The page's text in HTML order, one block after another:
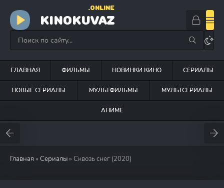
KINOKUVAZ
.ONLINE
ГЛАВНАЯ ФИЛЬМЫ НОВИНКИ КИНО СЕРИАЛЫ
НОВЫЕ СЕРИАЛЫ МУЛЬТФИЛЬМЫ МУЛЬТСЕРИАЛЫ
АНИМЕ
Главная » Сериалы » Сквозь снег (2020)